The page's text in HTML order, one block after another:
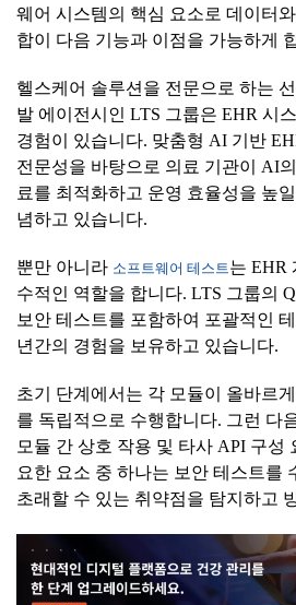
웨어 시스템의 핵심 요소로 데이터
합이 다음 기능과 이점을 가능하게
헬스케어 솔루션을 전문으로 하는
발 에이전시인 LTS 그룹은 EHR 시
경험이 있습니다. 맞춤형 AI 기반
전문성을 바탕으로 의료 기관이 AI
료를 최적화하고 운영 효율성을 높
념하고 있습니다.
뿐만 아니라 소프트웨어 테스트 는 EHR
수적인 역할을 합니다. LTS 그룹의
보안 테스트를 포함하여 포괄적인
년간의 경험을 보유하고 있습니다.
초기 단계에서는 각 모듈이 올바르
를 독립적으로 수행합니다. 그런 다
모듈 간 상호 작용 및 타사 API 구성
요한 요소 중 하나는 보안 테스트를
초래할 수 있는 취약점을 탐지하고